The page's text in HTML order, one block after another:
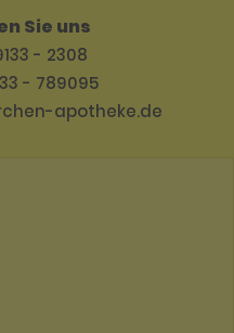
Sie uns
- 2308
- 789095
apotheke.de